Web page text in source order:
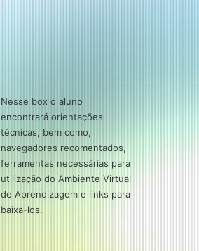
Nesse box o aluno
encontrará orientações
técnicas, bem como,
navegadores recomentados,
ferramentas necessárias para
utilização do Ambiente Virtual
de Aprendizagem e links para
baixa-los.